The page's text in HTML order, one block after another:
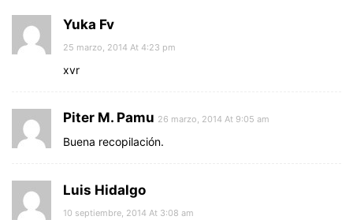
Yuka Fv
25 marzo, 2014 At 4:23 pm
xvr
Piter M. Pamu 26 marzo, 2014 At 9:05 am
Buena recopilación.
Luis Hidalgo
10 septiembre, 2014 At 3:08 am